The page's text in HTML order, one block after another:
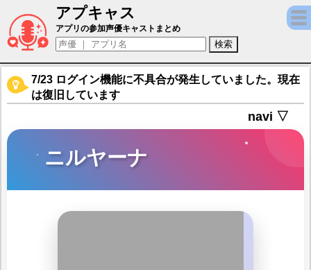
アプキャス
ニルヤーナ（声優：きそひろこ)【ワールド
アプリの参加声優キャストまとめ
7/23 ログイン機能に不具合が発生していました。現在
は復旧しています
navi ▽
ニルヤーナ